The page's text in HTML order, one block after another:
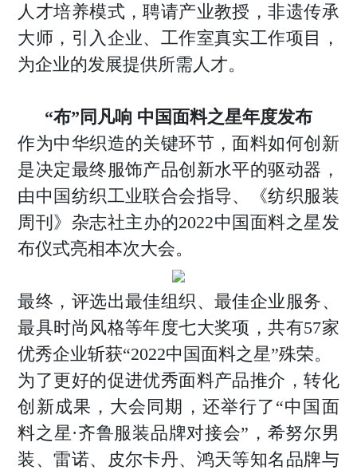
人才培养模式，聘请产业教授，非遗传承
大师，引入企业、工作室真实工作项目，
为企业的发展提供所需人才。
“布”同凡响 中国面料之星年度发布
作为中华织造的关键环节，面料如何创新
是决定最终服饰产品创新水平的驱动器，
由中国纺织工业联合会指导、《纺织服装
周刊》杂志社主办的2022中国面料之星发
布仪式亮相本次大会。
最终，评选出最佳组织、最佳企业服务、
最具时尚风格等年度七大奖项，共有57家
优秀企业斩获“2022中国面料之星”殊荣。
为了更好的促进优秀面料产品推介，转化
创新成果，大会同期，还举行了“中国面
料之星·齐鲁服装品牌对接会”，希努尔男
装、雷诺、皮尔卡丹、鸿天等知名品牌与